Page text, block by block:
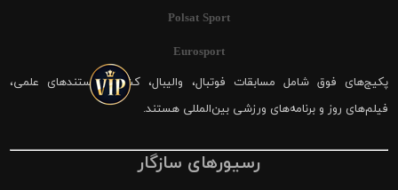
Polsat Sport
Eurosport
پکیج‌های فوق شامل مسابقات فوتبال، والیبال، کشتی، مستندهای علمی،
فیلم‌های روز و برنامه‌های ورزشی بین‌المللی هستند.
رسیورهای سازگار